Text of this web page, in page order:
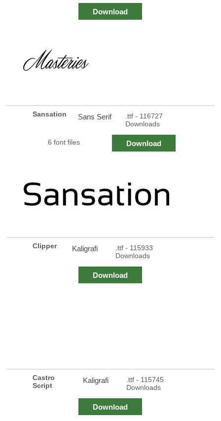
Download
Sansation Sans Serif
.ttf - 116727
Downloads
6 font files Download
Clipper Kaligrafi
.ttf - 115933
Downloads
Download
Castro
Script
Kaligrafi
.ttf - 115745
Downloads
Download